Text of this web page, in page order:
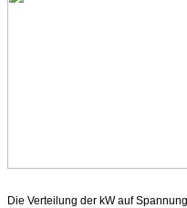
Die Verteilung der kW auf